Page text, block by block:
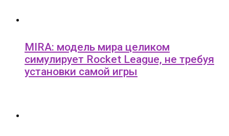
MIRA: модель мира целиком
симулирует Rocket League, не требуя
установки самой игры